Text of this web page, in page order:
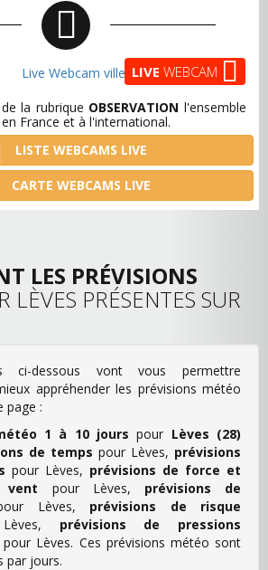
LIVE WEBCAM
la rubrique OBSERVATION l'ensemble
en France et à l'international.
LISTE WEBCAMS LIVE
CARTE WEBCAMS LIVE
LES PRÉVISIONS
LÈVES PRÉSENTES SUR
ci-dessous vont vous permettre
appréhender les prévisions météo
page :
1 à 10 jours pour Lèves (28)
de temps pour Lèves, prévisions
pour Lèves, prévisions de force et
vent pour Lèves, prévisions de
Lèves, prévisions de risque
prévisions de pressions
pour Lèves. Ces prévisions météo sont
par jours.